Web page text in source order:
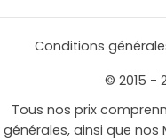
Conditions
© 2015 -
Tous nos prix
générales, ainsi que nos